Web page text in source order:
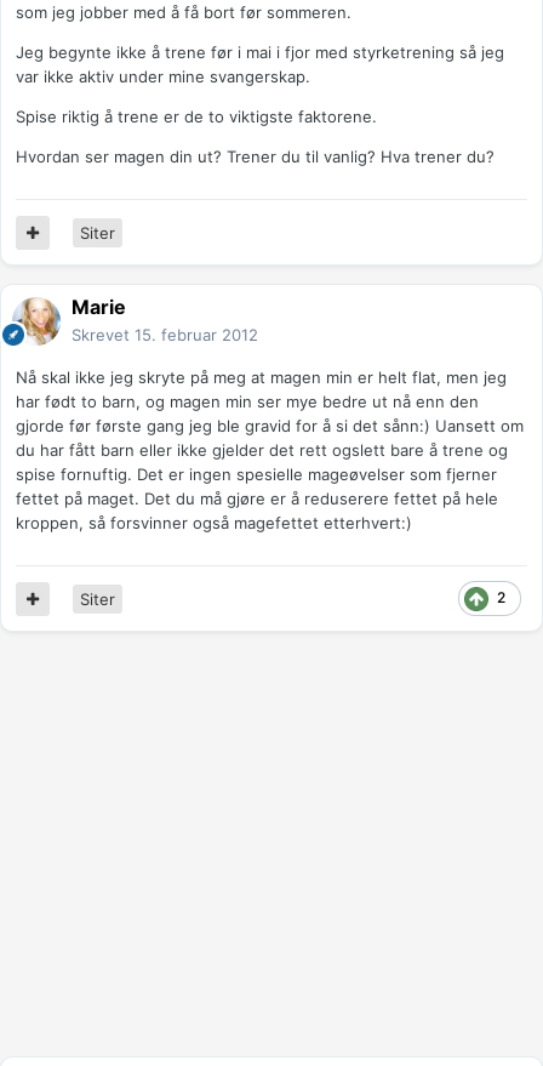
som jeg jobber med å få bort før sommeren.
Jeg begynte ikke å trene før i mai i fjor med styrketrening så jeg
var ikke aktiv under mine svangerskap.
Spise riktig å trene er de to viktigste faktorene.
Hvordan ser magen din ut? Trener du til vanlig? Hva trener du?
Siter
Marie
Skrevet 15. februar 2012
Nå skal ikke jeg skryte på meg at magen min er helt flat, men jeg
har født to barn, og magen min ser mye bedre ut nå enn den
gjorde før første gang jeg ble gravid for å si det sånn:) Uansett om
du har fått barn eller ikke gjelder det rett ogslett bare å trene og
spise fornuftig. Det er ingen spesielle mageøvelser som fjerner
fettet på maget. Det du må gjøre er å reduserere fettet på hele
kroppen, så forsvinner også magefettet etterhvert:)
2
Siter